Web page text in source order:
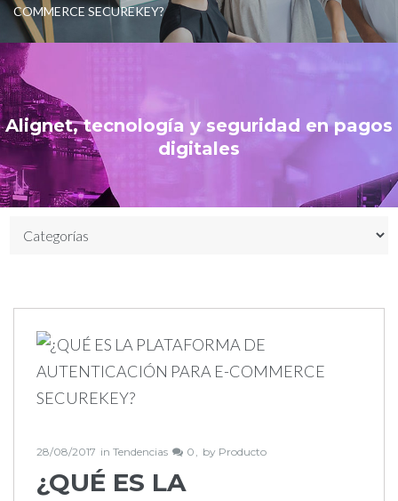
COMMERCE SECUREKEY?
Alignet, tecnología y seguridad en pagos
digitales
28/08/2017 in Tendencias 0 by Producto
¿QUÉ ES LA